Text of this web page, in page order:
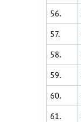
56.
57.
58.
59.
60.
61.